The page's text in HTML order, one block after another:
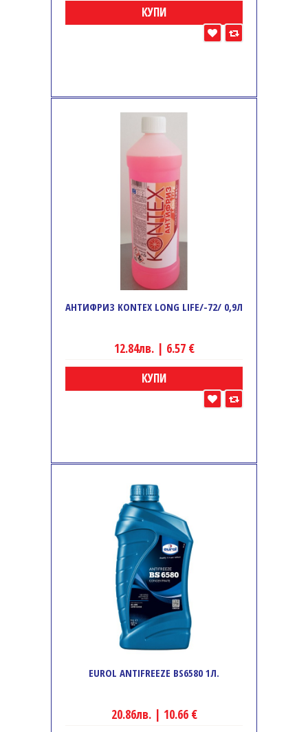
КУПИ
АНТИФРИЗ KONTEX LONG LIFE/-72/ 0,9Л
12.84лв. | 6.57 €
КУПИ
EUROL ANTIFREEZE BS6580 1Л.
20.86лв. | 10.66 €